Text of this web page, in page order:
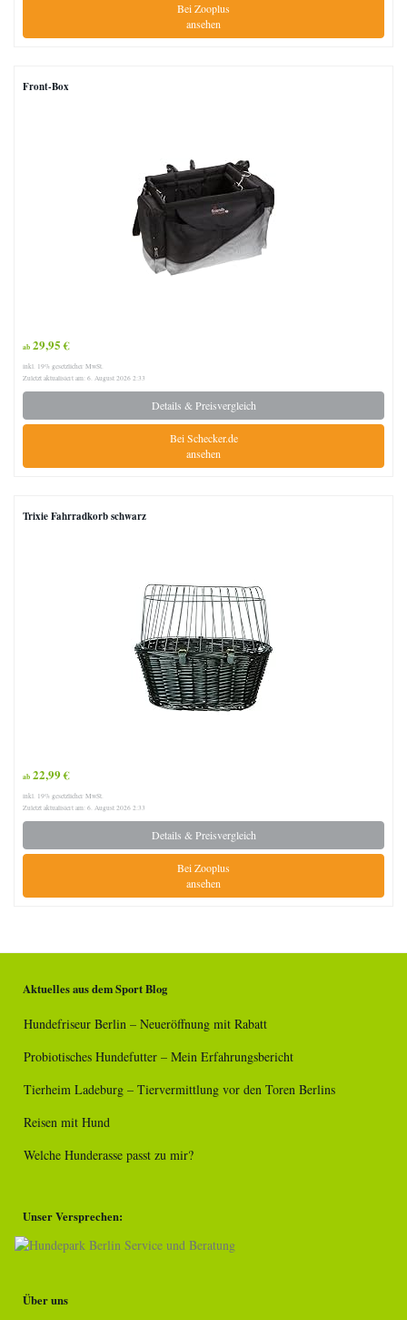
Bei Zooplus
ansehen
Front-Box
ab 29,95 €
inkl. 19% gesetzlicher MwSt.
Zuletzt aktualisiert am: 6. August 2026 2:33
Details & Preisvergleich
Bei Schecker.de
ansehen
Trixie Fahrradkorb schwarz
ab 22,99 €
inkl. 19% gesetzlicher MwSt.
Zuletzt aktualisiert am: 6. August 2026 2:33
Details & Preisvergleich
Bei Zooplus
ansehen
Aktuelles aus dem Sport Blog
Hundefriseur Berlin – Neueröffnung mit Rabatt
Probiotisches Hundefutter – Mein Erfahrungsbericht
Tierheim Ladeburg – Tiervermittlung vor den Toren Berlins
Reisen mit Hund
Welche Hunderasse passt zu mir?
Unser Versprechen:
Über uns